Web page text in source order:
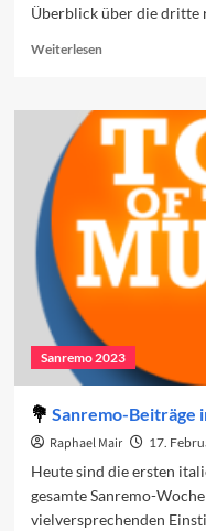
Überblick über die dritte
WeiterlesenRead
Sanremo-
Beiträge
in
den
Charts
(Woche
3)
Sanremo 2023
Sanremo-Beiträge
Raphael Mair 17.
Heute sind die ersten
gesamte Sanremo-
vielversprechenden